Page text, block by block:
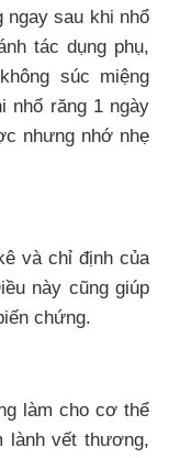
ngay sau khi nhổ
tác dụng phụ,
súc miệng
nhổ răng 1 ngày
nhưng nhớ nhẹ
và chỉ định của
này cũng giúp
chứng.
làm cho cơ thể
lành vết thương,